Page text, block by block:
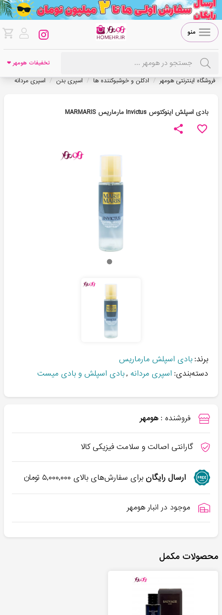
منو
تخفیفات هومهر ❤
فروشگاه اینترنتی هومهر / ادکلن و خوشبوکننده ها / اسپری بدن / اسپری مردانه
بادی اسپلش اینوکتوس Invictus مارماریس MARMARIS
برند: بادی اسپلش مارماریس
دسته‌بندی: اسپری مردانه ,بادی اسپلش و بادی میست
فروشنده : هومهر
گارانتی اصالت و سلامت فیزیکی کالا
ارسال رایگانبرای سفارش‌های بالای ۵,۰۰۰,۰۰۰تومان
موجود در انبار هومهر
محصولات مکمل